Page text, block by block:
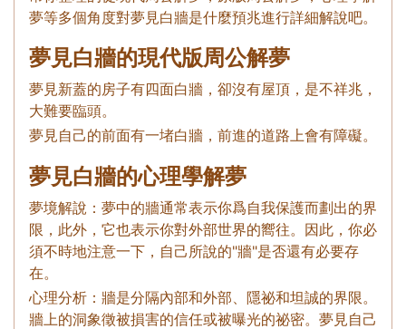
夢等多個角度對夢見白牆是什麼預兆進行詳細解說吧。
夢見白牆的現代版周公解夢
夢見新蓋的房子有四面白牆，卻沒有屋頂，是不祥兆，
大難要臨頭。
夢見自己的前面有一堵白牆，前進的道路上會有障礙。
夢見白牆的心理學解夢
夢境解說：夢中的牆通常表示你爲自我保護而劃出的界
限，此外，它也表示你對外部世界的嚮往。因此，你必
須不時地注意一下，自己所說的"牆"是否還有必要存
在。
心理分析：牆是分隔內部和外部、隱祕和坦誠的界限。
牆上的洞象徵被損害的信任或被曝光的祕密。夢見自己